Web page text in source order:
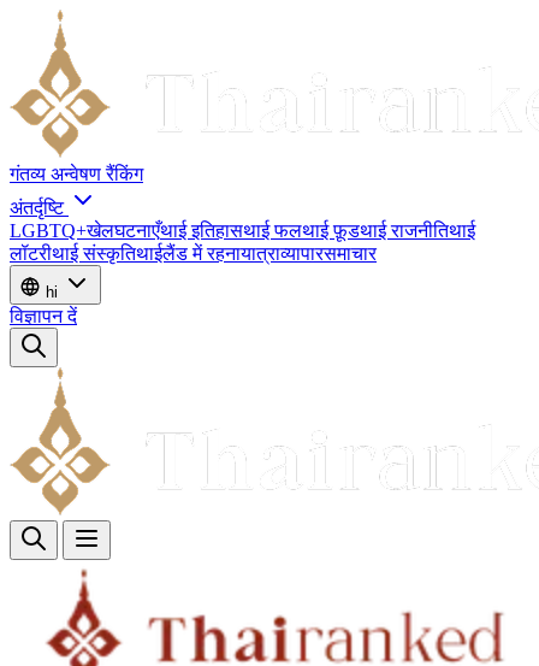
गंतव्य अन्वेषण रैंकिंग
अंतर्दृष्टि
LGBTQ+खेलघटनाएँथाई इतिहासथाई फलथाई फ़ूडथाई राजनीतिथाई
लॉटरीथाई संस्कृतिथाईलैंड में रहनायात्राव्यापारसमाचार
hi
विज्ञापन दें